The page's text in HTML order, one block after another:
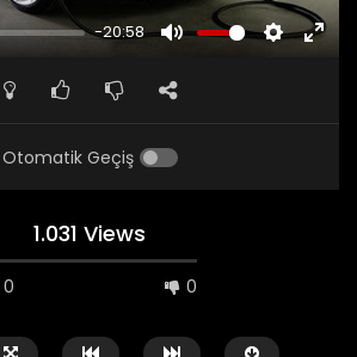
-20:58
Otomatik Geçiş
1.031 Views
0 0